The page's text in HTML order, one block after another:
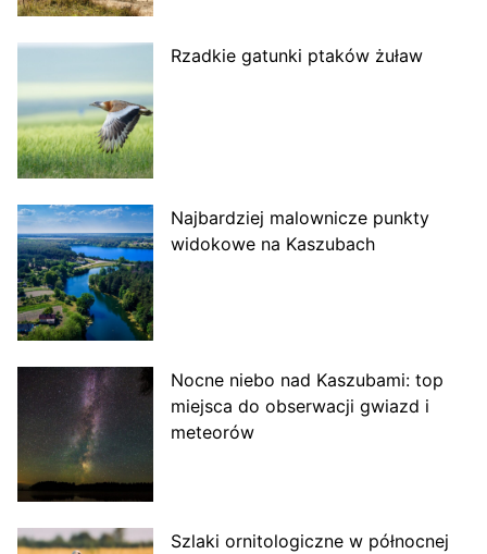
Rzadkie gatunki ptaków żuław
Najbardziej malownicze punkty
widokowe na Kaszubach
Nocne niebo nad Kaszubami: top
miejsca do obserwacji gwiazd i
meteorów
Szlaki ornitologiczne w północnej